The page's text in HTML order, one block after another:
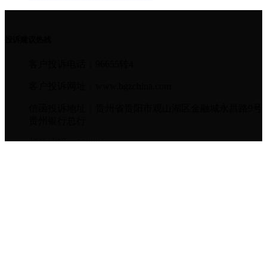
邮政编码：550081